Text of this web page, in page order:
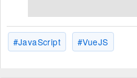
JavaScript VueJS